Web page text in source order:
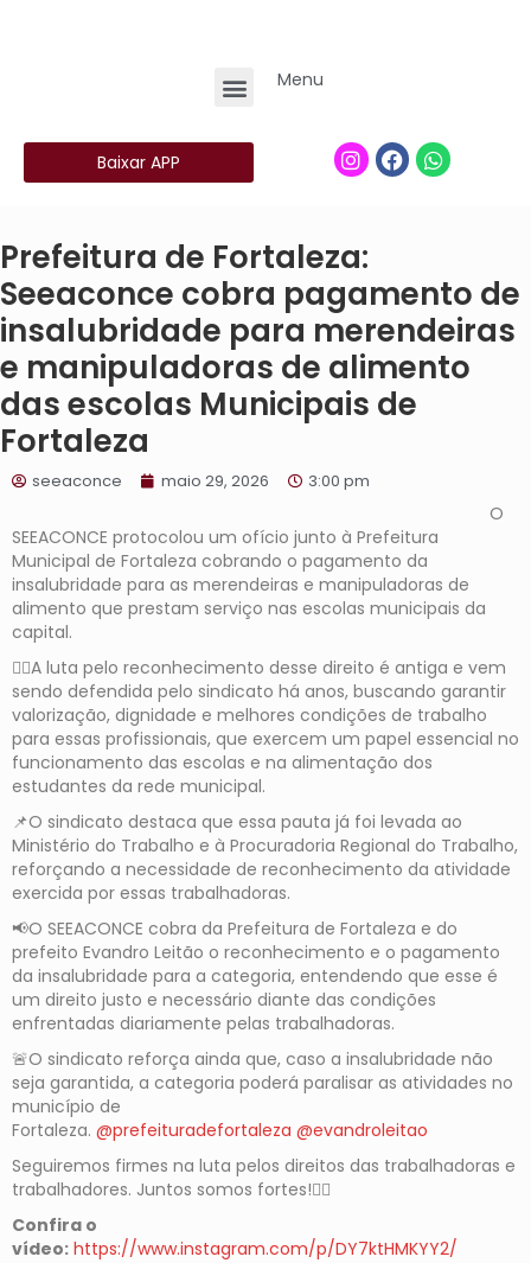
Menu
Baixar APP
Prefeitura de Fortaleza:
Seeaconce cobra pagamento de
insalubridade para merendeiras
e manipuladoras de alimento
das escolas Municipais de
Fortaleza
seeaconce maio 29, 2026 3:00 pm
O
SEEACONCE protocolou um ofício junto à Prefeitura
Municipal de Fortaleza cobrando o pagamento da
insalubridade para as merendeiras e manipuladoras de
alimento que prestam serviço nas escolas municipais da
capital.
✊🏽A luta pelo reconhecimento desse direito é antiga e vem
sendo defendida pelo sindicato há anos, buscando garantir
valorização, dignidade e melhores condições de trabalho
para essas profissionais, que exercem um papel essencial no
funcionamento das escolas e na alimentação dos
estudantes da rede municipal.
📌O sindicato destaca que essa pauta já foi levada ao
Ministério do Trabalho e à Procuradoria Regional do Trabalho,
reforçando a necessidade de reconhecimento da atividade
exercida por essas trabalhadoras.
📢O SEEACONCE cobra da Prefeitura de Fortaleza e do
prefeito Evandro Leitão o reconhecimento e o pagamento
da insalubridade para a categoria, entendendo que esse é
um direito justo e necessário diante das condições
enfrentadas diariamente pelas trabalhadoras.
🚨O sindicato reforça ainda que, caso a insalubridade não
seja garantida, a categoria poderá paralisar as atividades no
município de
Fortaleza. @prefeituradefortaleza @evandroleitao
Seguiremos firmes na luta pelos direitos das trabalhadoras e
trabalhadores. Juntos somos fortes!✊🏽
Confira o
vídeo: https://www.instagram.com/p/DY7ktHMKYY2/